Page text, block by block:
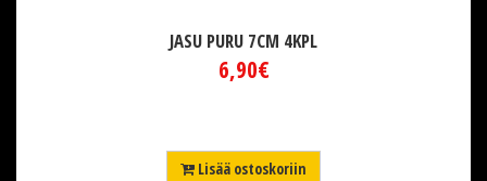
JASU PURU 7CM 4KPL
6,90€
Lisää ostoskoriin